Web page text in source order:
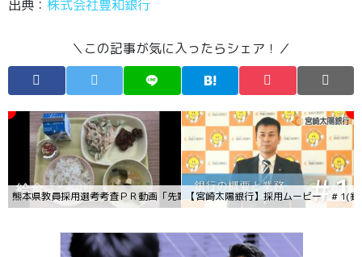
出典： 株式会社豊和銀行
＼この記事が気に入ったらシェア！／
【宮崎太陽銀行】採用ムービー # 1(
熊本県教員採用選考考査ＰＲ動画「先輩からのメッセージ」（中学校）